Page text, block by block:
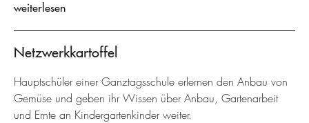
weiterlesen
Netzwerkkartoffel
Hauptschüler einer Ganztagsschule erlernen den Anbau von
Gemüse und geben ihr Wissen über Anbau, Gartenarbeit
und Ernte an Kindergartenkinder weiter.